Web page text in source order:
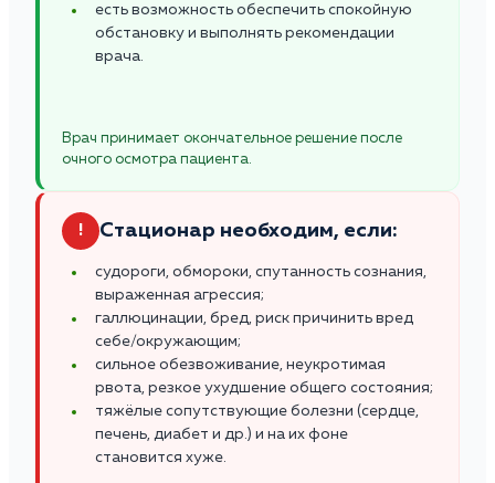
есть возможность обеспечить спокойную
обстановку и выполнять рекомендации
врача.
Врач принимает окончательное решение после
очного осмотра пациента.
! Стационар необходим, если:
судороги, обмороки, спутанность сознания,
выраженная агрессия;
галлюцинации, бред, риск причинить вред
себе/окружающим;
сильное обезвоживание, неукротимая
рвота, резкое ухудшение общего состояния;
тяжёлые сопутствующие болезни (сердце,
печень, диабет и др.) и на их фоне
становится хуже.